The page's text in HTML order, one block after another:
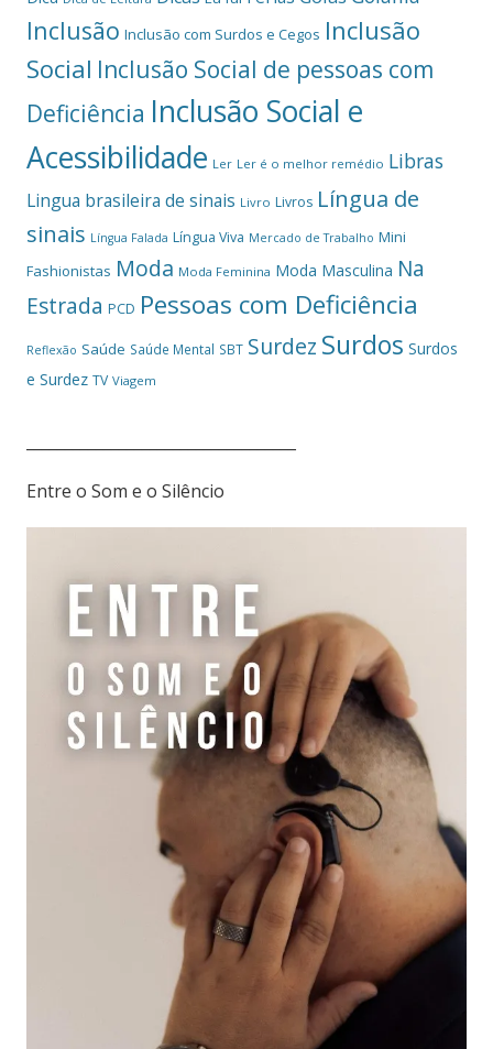
Inclusão Inclusão com Surdos e Cegos Inclusão
Social Inclusão Social de pessoas com
Deficiência Inclusão Social e
Acessibilidade Ler Ler é o melhor remédio Libras
Lingua brasileira de sinais Livro Livros Língua de
sinais Língua Falada Língua Viva Mercado de Trabalho Mini
Fashionistas Moda Moda Feminina Moda Masculina Na
Estrada PCD Pessoas com Deficiência
Reflexão Saúde Saúde Mental SBT Surdez Surdos Surdos
e Surdez TV Viagem
Entre o Som e o Silêncio